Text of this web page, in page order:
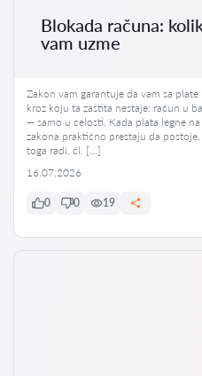
Blokada računa:
vam uzme
Zakon vam garantuje da vam sa
kroz koju ta zaštita nestaje: račun u
— samo u celosti. Kada plata legne
zakona praktično prestaju da
toga radi. čl. […]
16.07.2026
0 0 19